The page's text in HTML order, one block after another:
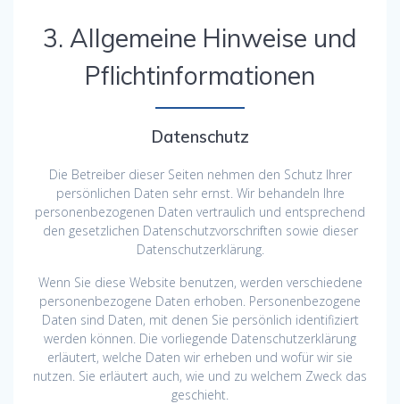
3. Allgemeine Hinweise und
Pflicht­informationen
Datenschutz
Die Betreiber dieser Seiten nehmen den Schutz Ihrer
persönlichen Daten sehr ernst. Wir behandeln Ihre
personenbezogenen Daten vertraulich und entsprechend
den gesetzlichen Datenschutzvorschriften sowie dieser
Datenschutzerklärung.
Wenn Sie diese Website benutzen, werden verschiedene
personenbezogene Daten erhoben. Personenbezogene
Daten sind Daten, mit denen Sie persönlich identifiziert
werden können. Die vorliegende Datenschutzerklärung
erläutert, welche Daten wir erheben und wofür wir sie
nutzen. Sie erläutert auch, wie und zu welchem Zweck das
geschieht.